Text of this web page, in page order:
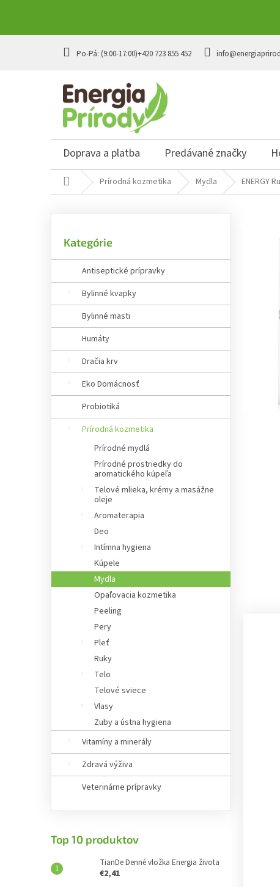
+420 723 855 452
Doprava a platba Predávané značky
DomovPrírodná kozmetika Mydla ENERGY
o
a
e
kategórie
Kategórie
Antiseptické prípravky
Bylinné kvapky
Bylinné masti
Humáty
Dračia krv
Eko Domácnosť
Probiotiká
Prírodná kozmetika
Prírodné mydlá
Prírodné prostriedky do
aromatického kúpeľa
Telové mlieka, krémy a masážne
oleje
Aromaterapia
Deo
Intímna hygiena
Kúpele
Mydla
Opaľovacia kozmetika
Peeling
Pery
Pleť
Ruky
Telo
Telové sviece
Vlasy
Zuby a ústna hygiena
Vitamíny a minerály
Zdravá výživa
Veterinárne prípravky
Top 10 produktov
TianDe Denné vložka Energia života
€2,41